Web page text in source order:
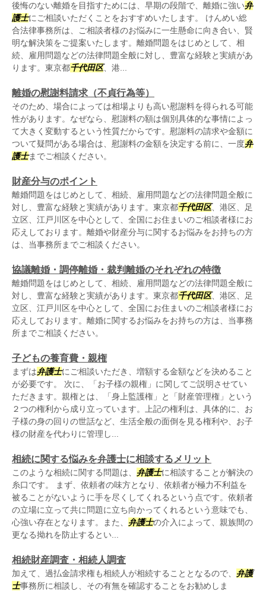
後悔のない離婚を目指すためには、早期の段階で、離婚に強い弁
護士にご相談いただくことをおすすめいたします。 けんめい総
合法律事務所は、ご相談者様のお悩みに一生懸命に向き合い、賢
明な解決策をご提案いたします。離婚問題をはじめとして、相
続、雇用問題などの法律問題全般に対し、豊富な経験と実績があ
ります。東京都千代田区、港...
離婚の慰謝料請求（不貞行為等）
そのため、場合によっては相場よりも高い慰謝料を得られる可能
性があります。なぜなら、慰謝料の額は個別具体的な事情によっ
て大きく変動するという性質だからです。慰謝料の請求や金額に
ついて疑問がある場合は、慰謝料の金額を決定する前に、一度弁
護士までご相談ください。
財産分与のポイント
離婚問題をはじめとして、相続、雇用問題などの法律問題全般に
対し、豊富な経験と実績があります。東京都千代田区、港区、足
立区、江戸川区を中心として、全国にお住まいのご相談者様にお
応えしております。離婚や財産分与に関するお悩みをお持ちの方
は、当事務所までご相談ください。
協議離婚・調停離婚・裁判離婚のそれぞれの特徴
離婚問題をはじめとして、相続、雇用問題などの法律問題全般に
対し、豊富な経験と実績があります。東京都千代田区、港区、足
立区、江戸川区を中心として、全国にお住まいのご相談者様にお
応えしております。離婚に関するお悩みをお持ちの方は、当事務
所までご相談ください。
子どもの養育費・親権
まずは弁護士にご相談いただき、増額する金額などを決めること
が必要です。 次に、「お子様の親権」に関してご説明させてい
ただきます。親権とは、「身上監護権」と「財産管理権」という
２つの権利から成り立っています。上記の権利は、具体的に、お
子様の身の回りの世話など、生活全般の面倒を見る権利や、お子
様の財産を代わりに管理し...
相続に関する悩みを弁護士に相談するメリット
このような相続に関する問題は、 弁護士に相談することが解決の
糸口です。 まず、依頼者の味方となり、依頼者が極力不利益を
被ることがないように手を尽くしてくれるという点です。依頼者
の立場に立って共に問題に立ち向かってくれるという意味でも、
心強い存在となります。また、 弁護士の介入によって、親族間の
更なる拗れを防止するとい...
相続財産調査・相続人調査
加えて、過払金請求権も相続人が相続することとなるので、 弁護
士事務所に相談し、その有無を確認することをお勧めしま